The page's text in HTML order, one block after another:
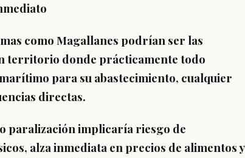
como Magallanes podrían ser las
territorio donde prácticamente todo
para su abastecimiento, cualquier
directas.
paralización implicaría riesgo de
alza inmediata en precios de alimentos y